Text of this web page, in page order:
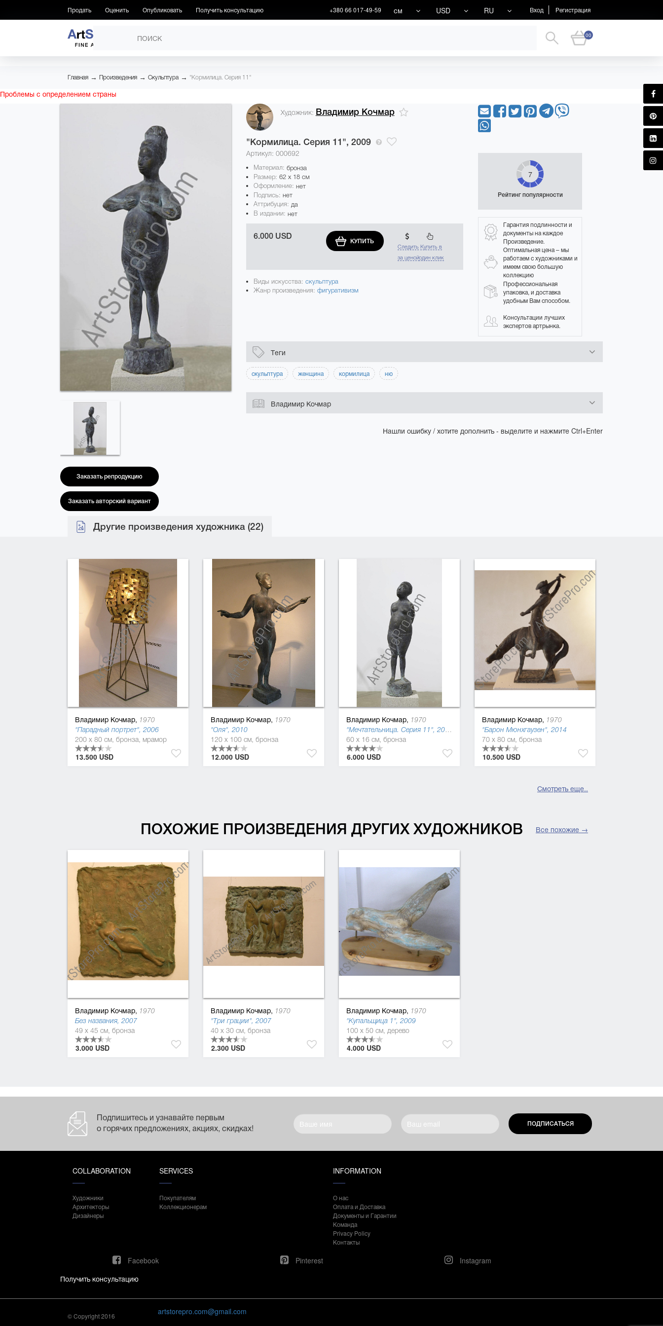
Продать Оценить Опубликовать Получить консультацию Вход Регистрация
+380 66 017-49-59 см USD RU
00
ПРОИЗВЕДЕНИЯ
Главная → Произведения → Скульптура → "Кормилица. Серия 11"
Проблемы с определением страны
Заказать репродукцию
Заказать авторский вариант
Художник: Владимир Кочмар
"Кормилица. Серия 11", 2009
Артикул: 000692
Материал: бронза
Размер: 62 x 18 см
Оформление: нет
Подпись: нет
Аттрибуция: да
В издании: нет
6.000 USD
КУПИТЬ
Следить
за ценой
Купить в
один клик
Виды искусства: скульптура
Жанр произведения: фигуративизм
7
Рейтинг популярности
Гарантия подлинности и
документы на каждое
Произведение.
Оптимальная цена – мы
работаем с художниками и
имеем свою большую
коллекцию
Профессиональная
упаковка, и доставка
удобным Вам способом.
Консультации лучших
экспертов артрынка.
Теги
скульптура женщина кормилица ню
Владимир Кочмар
Нашли ошибку / хотите дополнить - выделите и нажмите Ctrl+Enter
Другие произведения художника (22)
Владимир Кочмар, 1970
"Парадный портрет", 2006
200 x 80 см, бронза, мрамор
13.500 USD
Владимир Кочмар, 1970
"Оля", 2010
120 x 100 см, бронза
12.000 USD
Владимир Кочмар, 1970
"Мечтательница. Серия 11", 2009
60 x 16 см, бронза
6.000 USD
Владимир Кочмар, 1970
"Барон Мюнхгаузен", 2014
70 x 80 см, бронза
10.500 USD
Смотреть еще..
ПОХОЖИЕ ПРОИЗВЕДЕНИЯ ДРУГИХ ХУДОЖНИКОВ Все похожие →
Владимир Кочмар, 1970
Без названия, 2007
49 x 45 см, бронза
3.000 USD
Владимир Кочмар, 1970
"Три грации", 2007
40 x 30 см, бронза
2.300 USD
Владимир Кочмар, 1970
"Купальщица 1", 2009
100 x 50 см, дерево
4.000 USD
Подпишитесь и узнавайте первым
о горячих предложениях, акциях, скидках!
ПОДПИСАТЬСЯ
COLLABORATION
Художники
Архитекторы
Дизайнеры
SERVICES
Покупателям
Коллекционерам
INFORMATION
О нас
Оплата и Доставка
Документы и Гарантии
Команда
Privacy Policy
Контакты
Facebook Pinterest
Instagram
Получить консультацию
© Copyright 2016 artstorepro.com@gmail.com